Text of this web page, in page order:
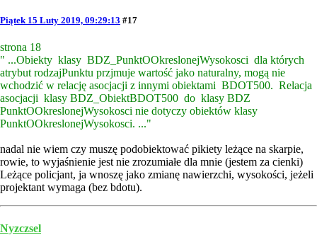
Piątek 15 Luty 2019, 09:29:13 #17
strona 18
" ...Obiekty klasy BDZ_PunktOOkreslonejWysokosci dla których
atrybut rodzajPunktu przjmuje wartość jako naturalny, mogą nie
wchodzić w relację asocjacji z innymi obiektami BDOT500. Relacja
asocjacji klasy BDZ_ObiektBDOT500 do klasy BDZ
PunktOOkreslonejWysokosci nie dotyczy obiektów klasy
PunktOOkreslonejWysokosci. ..."
nadal nie wiem czy muszę podobiektować pikiety leżące na skarpie,
rowie, to wyjaśnienie jest nie zrozumiałe dla mnie (jestem za cienki)
Leżące policjant, ja wnoszę jako zmianę nawierzchi, wysokości, jeżeli
projektant wymaga (bez bdotu).
Nyzczsel